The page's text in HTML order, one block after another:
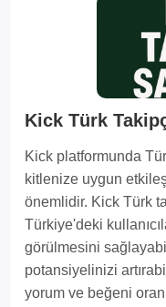
Kick Türk
Kick platformunda
kitlenize uygun
önemlidir. Kick Türk
Türkiye'deki
görülmesini
potansiyelinizi
yorum ve beğeni